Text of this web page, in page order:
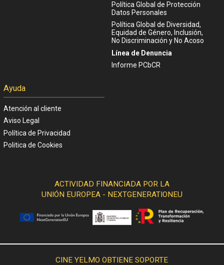
Política Global de Protección
Datos Personales
Política Global de Diversidad,
Equidad de Género, Inclusión,
No Discriminación y No Acoso
Línea de Denuncia
Informe PCbCR
Ayuda
Atención al cliente
Aviso Legal
Política de Privacidad
Politica de Cookies
ACTIVIDAD FINANCIADA POR LA
UNIÓN EUROPEA - NEXTGENERATIONEU
CINE YELMO OBTIENE SOPORTE